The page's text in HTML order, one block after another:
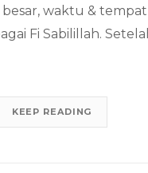
waktu &
Fi Sabilillah.
KEEP READING